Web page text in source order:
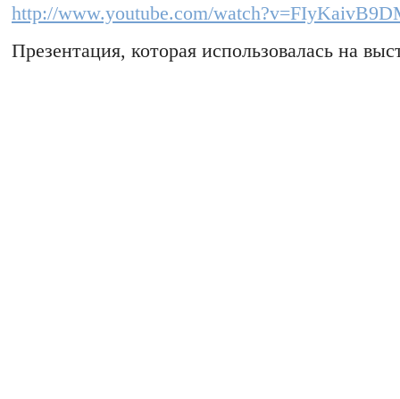
http://www.youtube.com/
Презентация, которая использовалась на